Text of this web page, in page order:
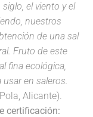
el viento y el
nuestros
de una sal
Fruto de este
fina ecológica,
usar en saleros.
Alicante).
certificación: